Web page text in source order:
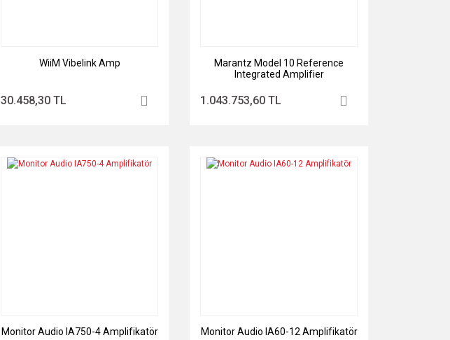
WiiM Vibelink Amp
30.458,30 TL
Marantz Model 10 Reference
Integrated Amplifier
1.043.753,60 TL
Monitor Audio IA750-4 Amplifikatör Monitor Audio IA60-12 Amplifikatör